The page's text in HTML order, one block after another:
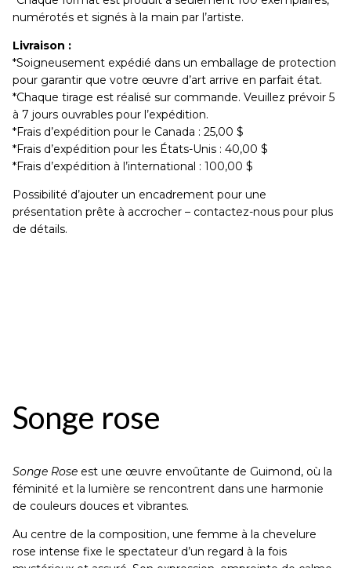
numérotés et signés à la main par l’artiste.
Livraison :
*Soigneusement expédié dans un emballage de protection
pour garantir que votre œuvre d’art arrive en parfait état.
*Chaque tirage est réalisé sur commande. Veuillez prévoir 5
à 7 jours ouvrables pour l’expédition.
*Frais d’expédition pour le Canada : 25,00 $
*Frais d’expédition pour les États-Unis : 40,00 $
*Frais d’expédition à l’international : 100,00 $
Possibilité d’ajouter un encadrement pour une
présentation prête à accrocher – contactez-nous pour plus
de détails.
Songe rose
Songe Roseest une œuvre envoûtante de Guimond, où la
féminité et la lumière se rencontrent dans une harmonie
de couleurs douces et vibrantes.
Au centre de la composition, une femme à la chevelure
rose intense fixe le spectateur d’un regard à la fois